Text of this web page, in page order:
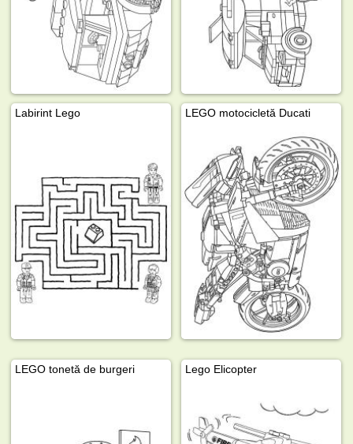
Labirint Lego LEGO motocicletă Ducati
LEGO tonetă de burgeri Lego Elicopter